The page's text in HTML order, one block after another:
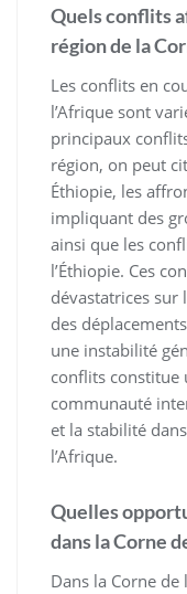
Quels conflits
région de la
Les conflits en
l’Afrique sont
principaux
région, on peut
Éthiopie, les
impliquant des
ainsi que les
l’Éthiopie. Ces
dévastatrices sur
des
une instabilité
conflits constitue
communauté
et la stabilité
l’Afrique.
Quelles
dans la Corne
Dans la Corne de